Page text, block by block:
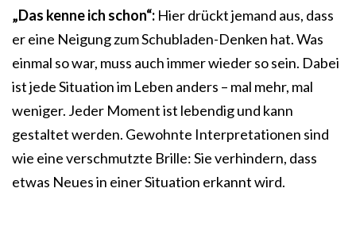
„Das kenne ich schon“: Hier drückt jemand aus, dass
er eine Neigung zum Schubladen-Denken hat. Was
einmal so war, muss auch immer wieder so sein. Dabei
ist jede Situation im Leben anders – mal mehr, mal
weniger. Jeder Moment ist lebendig und kann
gestaltet werden. Gewohnte Interpretationen sind
wie eine verschmutzte Brille: Sie verhindern, dass
etwas Neues in einer Situation erkannt wird.